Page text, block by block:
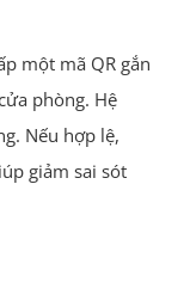
một mã QR gắn
phòng. Hệ
Nếu hợp lệ,
giảm sai sót